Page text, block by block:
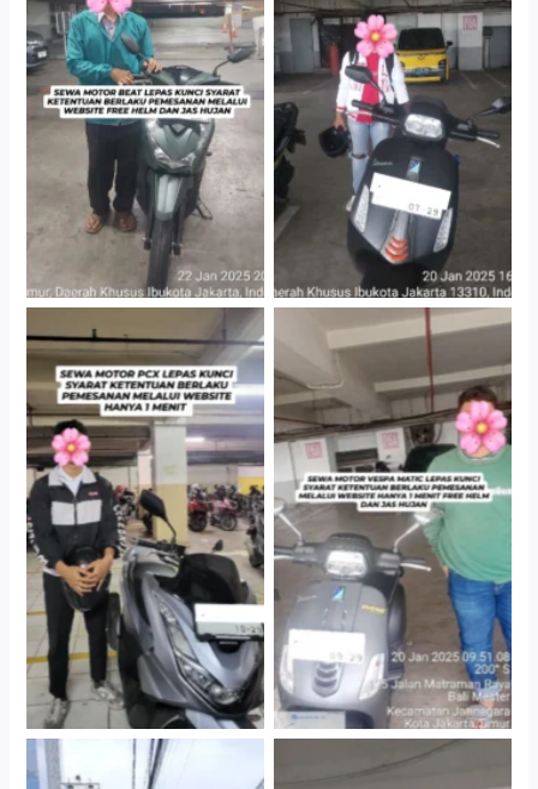
Cityplaza Jatinegara
Gedung Parkir P6A
Cityplaza Jatinegara
Gedung Parkir P6A
Hotel Kartika Chandra,
Jakarta Selatan
Cityplaza Jatinegara
Gedung Parkir P6A